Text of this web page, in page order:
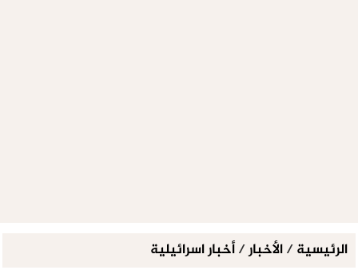
الرئيسية/الأخبار/أخبار اسرائيلية